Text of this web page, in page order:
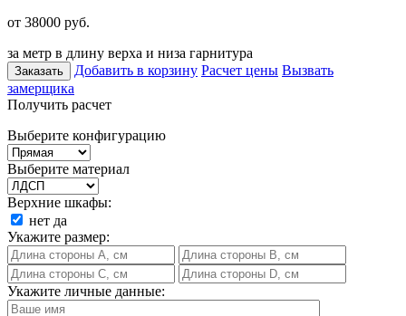
от 38000 руб.
за метр в длину верха и низа гарнитура
Заказать Добавить в корзину Расчет цены Вызвать
замерщика
Получить расчет
Выберите конфигурацию
Выберите материал
Верхние шкафы:
нет да
Укажите размер:
Укажите личные данные: